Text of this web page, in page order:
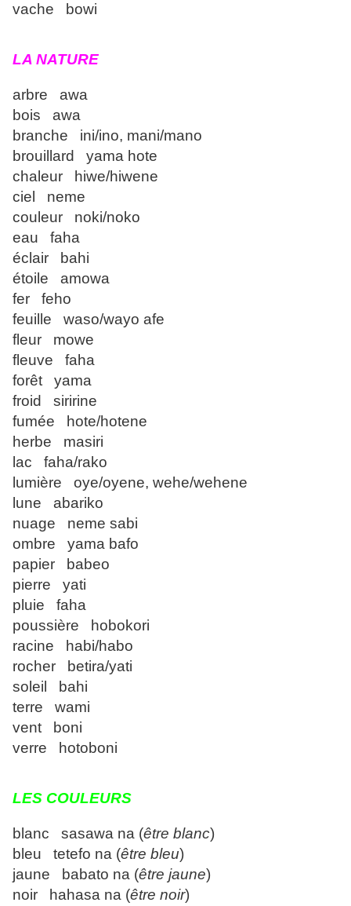
vache bowi
LA NATURE
arbre awa
bois awa
branche ini/ino, mani/mano
brouillard yama hote
chaleur hiwe/hiwene
ciel neme
couleur noki/noko
eau faha
éclair bahi
étoile amowa
fer feho
feuille waso/wayo afe
fleur mowe
fleuve faha
forêt yama
froid siririne
fumée hote/hotene
herbe masiri
lac faha/rako
lumière oye/oyene, wehe/wehene
lune abariko
nuage neme sabi
ombre yama bafo
papier babeo
pierre yati
pluie faha
poussière hobokori
racine habi/habo
rocher betira/yati
soleil bahi
terre wami
vent boni
verre hotoboni
LES COULEURS
blanc sasawa na (être blanc)
bleu tetefo na (être bleu)
jaune babato na (être jaune)
noir hahasa na (être noir)